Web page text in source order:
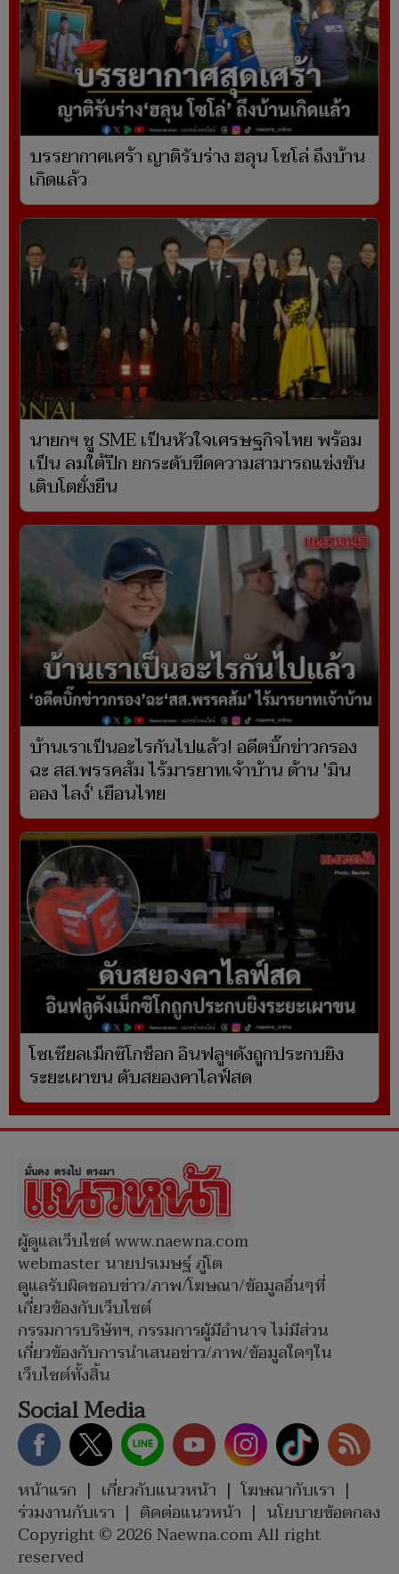
บรรยากาศเศร้า ญาติรับร่าง ฮลุน โซโล่ ถึงบ้าน
เกิดแล้ว
นายกฯ ชู SME เป็นหัวใจเศรษฐกิจไทย พร้อม
เป็น ลมใต้ปีก ยกระดับขีดความสามารถแข่งขัน
เติบโตยั่งยืน
บ้านเราเป็นอะไรกันไปแล้ว! อดีตบิ๊กข่าวกรอง
ฉะ สส.พรรคส้ม ไร้มารยาทเจ้าบ้าน ต้าน 'มิน
ออง ไลง์' เยือนไทย
โซเชียลเม็กซิโกช็อก อินฟลูฯดังถูกประกบยิง
ระยะเผาขน ดับสยองคาไลฟ์สด
ผู้ดูแลเว็บไซต์ www.naewna.com
webmaster นายปรเมษฐ์ ภู่โต
ดูแลรับผิดชอบข่าว/ภาพ/โฆษณา/ข้อมูลอื่นๆที่
เกี่ยวข้องกับเว็บไซต์
กรรมการบริษัทฯ, กรรมการผู้มีอำนาจ ไม่มีส่วน
เกี่ยวข้องกับการนำเสนอข่าว/ภาพ/ข้อมูลใดๆใน
เว็บไซต์ทั้งสิ้น
Social Media
หน้าแรก | เกี่ยวกับแนวหน้า | โฆษณากับเรา |
ร่วมงานกับเรา | ติดต่อแนวหน้า | นโยบายข้อตกลง
Copyright © 2026 Naewna.com All right
reserved